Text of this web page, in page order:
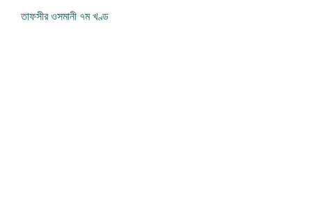
তাফসীর ওসমানী ৭ম খণ্ড